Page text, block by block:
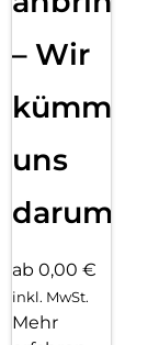
– Wir
kümmern
uns
darum!
ab 0,00 €
inkl. MwSt.
Mehr